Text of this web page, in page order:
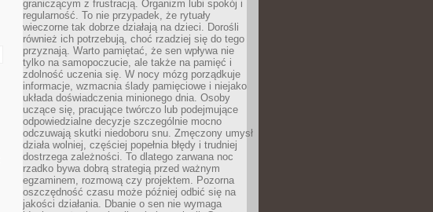
graniczącym z frustracją. Organizm lubi spokój i
regularność. To nie przypadek, że rytuały
wieczorne tak dobrze działają na dzieci. Dorośli
również ich potrzebują, choć rzadziej się do tego
przyznają. Warto pamiętać, że sen wpływa nie
tylko na samopoczucie, ale także na pamięć i
zdolność uczenia się. W nocy mózg porządkuje
informacje, wzmacnia ślady pamięciowe i niejako
układa doświadczenia minionego dnia. Osoby
uczące się, pracujące twórczo lub podejmujące
odpowiedzialne decyzje szczególnie mocno
odczuwają skutki niedoboru snu. Zmęczony umysł
działa wolniej, częściej popełnia błędy i trudniej
dostrzega zależności. To dlatego zarwana noc
rzadko bywa dobrą strategią przed ważnym
egzaminem, rozmową czy projektem. Pozorna
oszczędność czasu może później odbić się na
jakości działania. Dbanie o sen nie wymaga